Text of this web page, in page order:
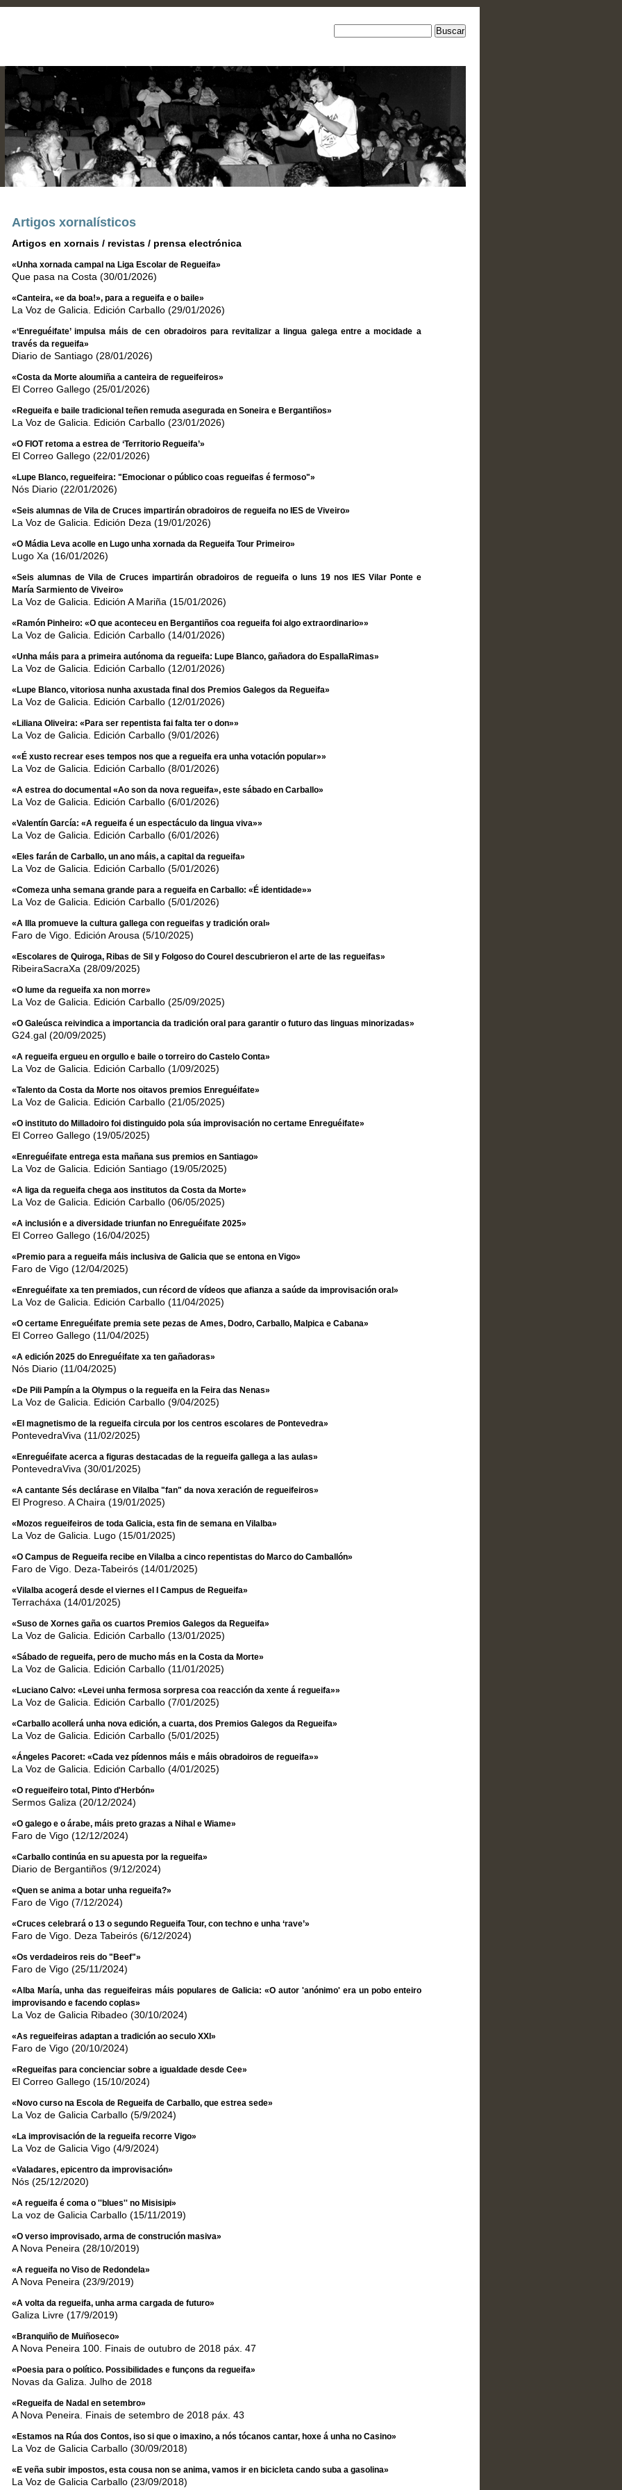
Artigos xornalísticos
Artigos en xornais / revistas / prensa electrónica
«Unha xornada campal na Liga Escolar de Regueifa»
Que pasa na Costa (30/01/2026)
«Canteira, «e da boa!», para a regueifa e o baile»
La Voz de Galicia. Edición Carballo (29/01/2026)
«‘Enreguéifate’ impulsa máis de cen obradoiros para revitalizar a lingua galega entre a mocidade a
través da regueifa»
Diario de Santiago (28/01/2026)
«Costa da Morte aloumiña a canteira de regueifeiros»
El Correo Gallego (25/01/2026)
«Regueifa e baile tradicional teñen remuda asegurada en Soneira e Bergantiños»
La Voz de Galicia. Edición Carballo (23/01/2026)
«O FIOT retoma a estrea de ‘Territorio Regueifa’»
El Correo Gallego (22/01/2026)
«Lupe Blanco, regueifeira: "Emocionar o público coas regueifas é fermoso"»
Nós Diario (22/01/2026)
«Seis alumnas de Vila de Cruces impartirán obradoiros de regueifa no IES de Viveiro»
La Voz de Galicia. Edición Deza (19/01/2026)
«O Mádia Leva acolle en Lugo unha xornada da Regueifa Tour Primeiro»
Lugo Xa (16/01/2026)
«Seis alumnas de Vila de Cruces impartirán obradoiros de regueifa o luns 19 nos IES Vilar Ponte e
María Sarmiento de Viveiro»
La Voz de Galicia. Edición A Mariña (15/01/2026)
«Ramón Pinheiro: «O que aconteceu en Bergantiños coa regueifa foi algo extraordinario»»
La Voz de Galicia. Edición Carballo (14/01/2026)
«Unha máis para a primeira autónoma da regueifa: Lupe Blanco, gañadora do EspallaRimas»
La Voz de Galicia. Edición Carballo (12/01/2026)
«Lupe Blanco, vitoriosa nunha axustada final dos Premios Galegos da Regueifa»
La Voz de Galicia. Edición Carballo (12/01/2026)
«Liliana Oliveira: «Para ser repentista fai falta ter o don»»
La Voz de Galicia. Edición Carballo (9/01/2026)
««É xusto recrear eses tempos nos que a regueifa era unha votación popular»»
La Voz de Galicia. Edición Carballo (8/01/2026)
«A estrea do documental «Ao son da nova regueifa», este sábado en Carballo»
La Voz de Galicia. Edición Carballo (6/01/2026)
«Valentín García: «A regueifa é un espectáculo da lingua viva»»
La Voz de Galicia. Edición Carballo (6/01/2026)
«Eles farán de Carballo, un ano máis, a capital da regueifa»
La Voz de Galicia. Edición Carballo (5/01/2026)
«Comeza unha semana grande para a regueifa en Carballo: «É identidade»»
La Voz de Galicia. Edición Carballo (5/01/2026)
«A Illa promueve la cultura gallega con regueifas y tradición oral»
Faro de Vigo. Edición Arousa (5/10/2025)
«Escolares de Quiroga, Ribas de Sil y Folgoso do Courel descubrieron el arte de las regueifas»
RibeiraSacraXa (28/09/2025)
«O lume da regueifa xa non morre»
La Voz de Galicia. Edición Carballo (25/09/2025)
«O Galeúsca reivindica a importancia da tradición oral para garantir o futuro das linguas minorizadas»
G24.gal (20/09/2025)
«A regueifa ergueu en orgullo e baile o torreiro do Castelo Conta»
La Voz de Galicia. Edición Carballo (1/09/2025)
«Talento da Costa da Morte nos oitavos premios Enreguéifate»
La Voz de Galicia. Edición Carballo (21/05/2025)
«O instituto do Milladoiro foi distinguido pola súa improvisación no certame Enreguéifate»
El Correo Gallego (19/05/2025)
«Enreguéifate entrega esta mañana sus premios en Santiago»
La Voz de Galicia. Edición Santiago (19/05/2025)
«A liga da regueifa chega aos institutos da Costa da Morte»
La Voz de Galicia. Edición Carballo (06/05/2025)
«A inclusión e a diversidade triunfan no Enreguéifate 2025»
El Correo Gallego (16/04/2025)
«Premio para a regueifa máis inclusiva de Galicia que se entona en Vigo»
Faro de Vigo (12/04/2025)
«Enreguéifate xa ten premiados, cun récord de vídeos que afianza a saúde da improvisación oral»
La Voz de Galicia. Edición Carballo (11/04/2025)
«O certame Enreguéifate premia sete pezas de Ames, Dodro, Carballo, Malpica e Cabana»
El Correo Gallego (11/04/2025)
«A edición 2025 do Enreguéifate xa ten gañadoras»
Nós Diario (11/04/2025)
«De Pili Pampín a la Olympus o la regueifa en la Feira das Nenas»
La Voz de Galicia. Edición Carballo (9/04/2025)
«El magnetismo de la regueifa circula por los centros escolares de Pontevedra»
PontevedraViva (11/02/2025)
«Enreguéifate acerca a figuras destacadas de la regueifa gallega a las aulas»
PontevedraViva (30/01/2025)
«A cantante Sés declárase en Vilalba "fan" da nova xeración de regueifeiros»
El Progreso. A Chaira (19/01/2025)
«Mozos regueifeiros de toda Galicia, esta fin de semana en Vilalba»
La Voz de Galicia. Lugo (15/01/2025)
«O Campus de Regueifa recibe en Vilalba a cinco repentistas do Marco do Camballón»
Faro de Vigo. Deza-Tabeirós (14/01/2025)
«Vilalba acogerá desde el viernes el I Campus de Regueifa»
Terracháxa (14/01/2025)
«Suso de Xornes gaña os cuartos Premios Galegos da Regueifa»
La Voz de Galicia. Edición Carballo (13/01/2025)
«Sábado de regueifa, pero de mucho más en la Costa da Morte»
La Voz de Galicia. Edición Carballo (11/01/2025)
«Luciano Calvo: «Levei unha fermosa sorpresa coa reacción da xente á regueifa»»
La Voz de Galicia. Edición Carballo (7/01/2025)
«Carballo acollerá unha nova edición, a cuarta, dos Premios Galegos da Regueifa»
La Voz de Galicia. Edición Carballo (5/01/2025)
«Ángeles Pacoret: «Cada vez pídennos máis e máis obradoiros de regueifa»»
La Voz de Galicia. Edición Carballo (4/01/2025)
«O regueifeiro total, Pinto d'Herbón»
Sermos Galiza (20/12/2024)
«O galego e o árabe, máis preto grazas a Nihal e Wiame»
Faro de Vigo (12/12/2024)
«Carballo continúa en su apuesta por la regueifa»
Diario de Bergantiños (9/12/2024)
«Quen se anima a botar unha regueifa?»
Faro de Vigo (7/12/2024)
«Cruces celebrará o 13 o segundo Regueifa Tour, con techno e unha ‘rave’»
Faro de Vigo. Deza Tabeirós (6/12/2024)
«Os verdadeiros reis do "Beef"»
Faro de Vigo (25/11/2024)
«Alba María, unha das regueifeiras máis populares de Galicia: «O autor 'anónimo' era un pobo enteiro
improvisando e facendo coplas»
La Voz de Galicia Ribadeo (30/10/2024)
«As regueifeiras adaptan a tradición ao seculo XXI»
Faro de Vigo (20/10/2024)
«Regueifas para concienciar sobre a igualdade desde Cee»
El Correo Gallego (15/10/2024)
«Novo curso na Escola de Regueifa de Carballo, que estrea sede»
La Voz de Galicia Carballo (5/9/2024)
«La improvisación de la regueifa recorre Vigo»
La Voz de Galicia Vigo (4/9/2024)
«Valadares, epicentro da improvisación»
Nós (25/12/2020)
«A regueifa é coma o ''blues'' no Misisipi»
La voz de Galicia Carballo (15/11/2019)
«O verso improvisado, arma de construción masiva»
A Nova Peneira (28/10/2019)
«A regueifa no Viso de Redondela»
A Nova Peneira (23/9/2019)
«A volta da regueifa, unha arma cargada de futuro»
Galiza Livre (17/9/2019)
«Branquiño de Muiñoseco»
A Nova Peneira 100. Finais de outubro de 2018 páx. 47
«Poesia para o político. Possibilidades e funçons da regueifa»
Novas da Galiza. Julho de 2018
«Regueifa de Nadal en setembro»
A Nova Peneira. Finais de setembro de 2018 páx. 43
«Estamos na Rúa dos Contos, iso si que o imaxino, a nós tócanos cantar, hoxe á unha no Casino»
La Voz de Galicia Carballo (30/09/2018)
«E veña subir impostos, esta cousa non se anima, vamos ir en bicicleta cando suba a gasolina»
La Voz de Galicia Carballo (23/09/2018)